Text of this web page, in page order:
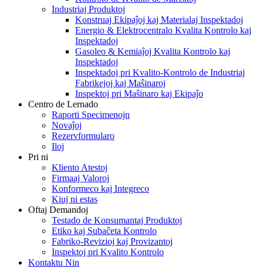
Industriaj Produktoj
Konstruaj Ekipaĵoj kaj Materialaj Inspektadoj
Energio & Elektrocentralo Kvalita Kontrolo kaj
Inspektadoj
Gasoleo & Kemiaĵoj Kvalita Kontrolo kaj
Inspektadoj
Inspektadoj pri Kvalito-Kontrolo de Industriaj
Fabrikejoj kaj Maŝinaroj
Inspektoj pri Maŝinaro kaj Ekipaĵo
Centro de Lernado
Raporti Specimenojn
Novaĵoj
Rezervformularo
Iloj
Pri ni
Kliento Atestoj
Firmaaj Valoroj
Konformeco kaj Integreco
Kiuj ni estas
Oftaj Demandoj
Testado de Konsumantaj Produktoj
Etiko kaj Subaĉeta Kontrolo
Fabriko-Revizioj kaj Provizantoj
Inspektoj pri Kvalito Kontrolo
Kontaktu Nin